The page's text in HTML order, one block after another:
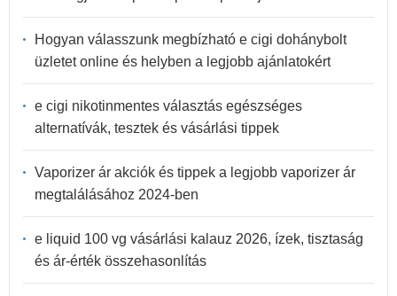
Hogyan válasszunk megbízható e cigi dohánybolt
üzletet online és helyben a legjobb ajánlatokért
e cigi nikotinmentes választás egészséges
alternatívák, tesztek és vásárlási tippek
Vaporizer ár akciók és tippek a legjobb vaporizer ár
megtalálásához 2024-ben
e liquid 100 vg vásárlási kalauz 2026, ízek, tisztaság
és ár-érték összehasonlítás